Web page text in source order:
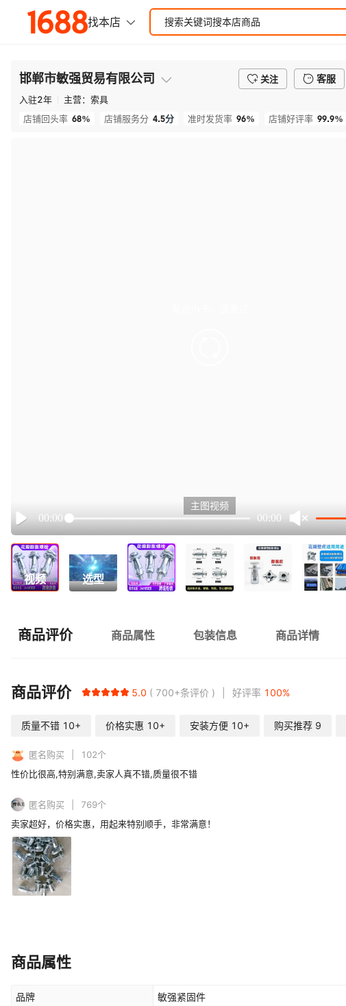
邯郸市敏强贸易有限公司 关注 客服
入驻2年 主营： 索具
店铺回头率 68% 店铺服务分 4.5分 准时发货率 96% 店铺好评率 99.9%
Play
00:00 00:00
主图视频
视频 选型
商品评价 商品属性 包装信息 商品详情
商品评价 5.0 700+条评价 好评率 100%
质量不错 10+ 价格实惠 10+ 安装方便 10+ 购买推荐 9
匿名购买 102个
性价比很高,特别满意,卖家人真不错,质量很不错
匿名购买 769个
卖家超好，价格实惠，用起来特别顺手，非常满意！
商品属性
品牌 敏强紧固件